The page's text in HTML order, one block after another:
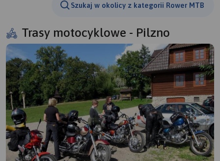
Szukaj w okolicy z kategorii Rower MTB
Trasy motocyklowe - Pilzno